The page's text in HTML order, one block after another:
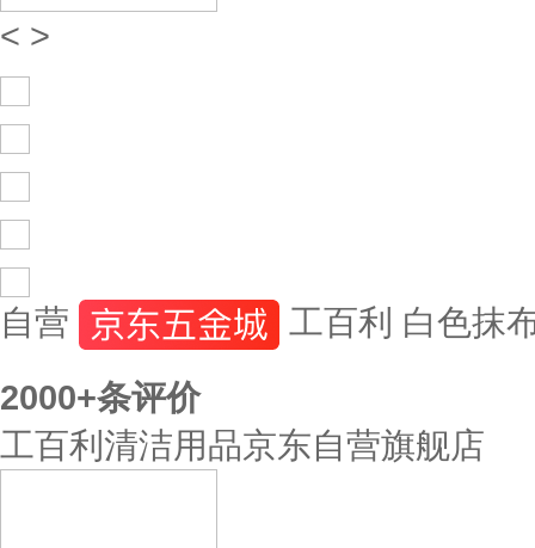
< >
自营
工百利 白色抹
2000+条评价
工百利清洁用品京东自营旗舰店